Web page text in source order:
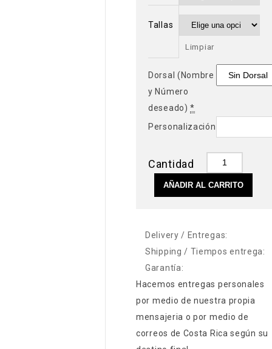
Tallas
Limpiar
Dorsal (Nombre
y Número
deseado) *
Personalización
Cantidad
AÑADIR AL CARRITO
Delivery / Entregas:
Shipping / Tiempos entrega:
Garantía:
Hacemos entregas personales
por medio de nuestra propia
mensajeria o por medio de
correos de Costa Rica según su